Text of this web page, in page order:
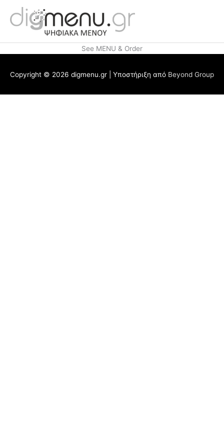
στο
περιεχόμενο
See MENU & Order
Copyright © 2026 digmenu.gr | Υποστήριξη από Beyond Group